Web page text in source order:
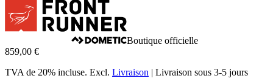
Boutique officielle
859,00 €
TVA de 20% incluse. Excl. Livraison | Livraison sous 3-5 jours